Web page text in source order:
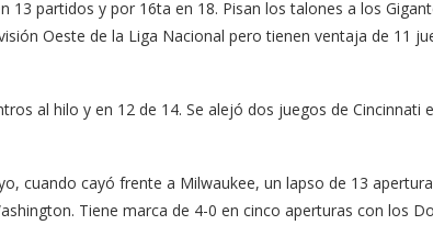
partidos y por 16ta en 18. Pisan los talones a los
Oeste de la Liga Nacional pero tienen ventaja de 11
al hilo y en 12 de 14. Se alejó dos juegos de Cincinnati
cuando cayó frente a Milwaukee, un lapso de 13
Tiene marca de 4-0 en cinco aperturas con los